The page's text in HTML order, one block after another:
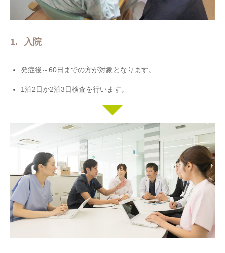
入院
発症後～60日までの方が対象となります。
1泊2日か2泊3日検査を行います。